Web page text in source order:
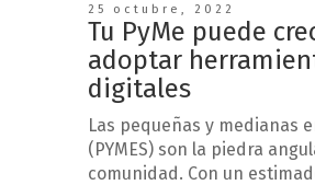
25 octubre, 2022
Tu PyMe puede
adoptar
digitales
Las pequeñas y medianas
(PYMES) son la piedra
comunidad. Con un